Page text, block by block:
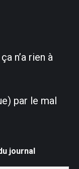
n’a rien à
par le mal
journal